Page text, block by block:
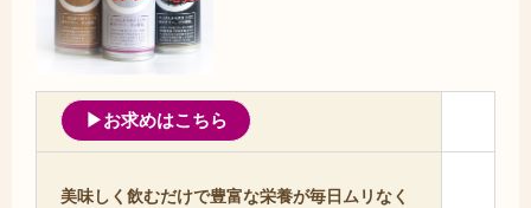
▶お求めはこちら
美味しく飲むだけで豊富な栄養が毎日ムリなく